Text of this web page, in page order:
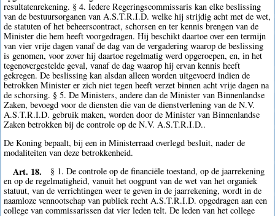
resultatenrekening. § 4. Iedere Regeringscommissaris kan elke beslissing
van de bestuursorganen van A.S.T.R.I.D. welke hij strijdig acht met de wet,
de statuten of het beheerscontract, schorsen en ter kennis brengen van de
Minister die hem heeft voorgedragen. Hij beschikt daartoe over een termijn
van vier vrije dagen vanaf de dag van de vergadering waarop de beslissing
is genomen, voor zover hij daartoe regelmatig werd opgeroepen, en, in het
tegenovergestelde geval, vanaf de dag waarop hij ervan kennis heeft
gekregen. De beslissing kan alsdan alleen worden uitgevoerd indien de
betrokken Minister er zich niet tegen heeft verzet binnen acht vrije dagen na
de schorsing. § 5. De Ministers, andere dan de Minister van Binnenlandse
Zaken, bevoegd voor de diensten die van de dienstverlening van de N.V.
A.S.T.R.I.D. gebruik maken, worden door de Minister van Binnenlandse
Zaken betrokken bij de controle op de N.V. A.S.T.R.I.D..
De Koning bepaalt, bij een in Ministerraad overlegd besluit, nader de
modaliteiten van deze betrokkenheid.
Art. 18.
§ 1. De controle op de financiële toestand, op de jaarrekening
en op de regelmatigheid, vanuit het oogpunt van de wet van het organiek
statuut, van de verrichtingen weer te geven in de jaarrekening, wordt in de
naamloze vennootschap van publiek recht A.S.T.R.I.D. opgedragen aan een
college van commissarissen dat vier leden telt. De leden van het college